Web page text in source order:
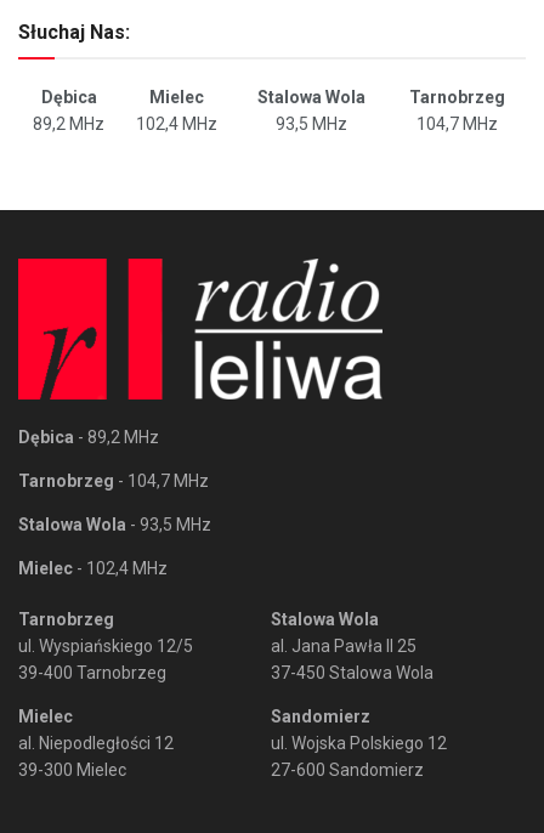
Słuchaj Nas:
Dębica Mielec Stalowa Wola
Tarnobrzeg
89,2 MHz
102,4 MHz 93,5 MHz 104,7 MHz
Dębica - 89,2 MHz
Tarnobrzeg - 104,7 MHz
Stalowa Wola - 93,5 MHz
Mielec - 102,4 MHz
Tarnobrzeg
ul. Wyspiańskiego 12/5
39-400 Tarnobrzeg
Mielec
al. Niepodległości 12
39-300 Mielec
Stalowa Wola
al. Jana Pawła II 25
37-450 Stalowa Wola
Sandomierz
ul. Wojska Polskiego 12
27-600 Sandomierz